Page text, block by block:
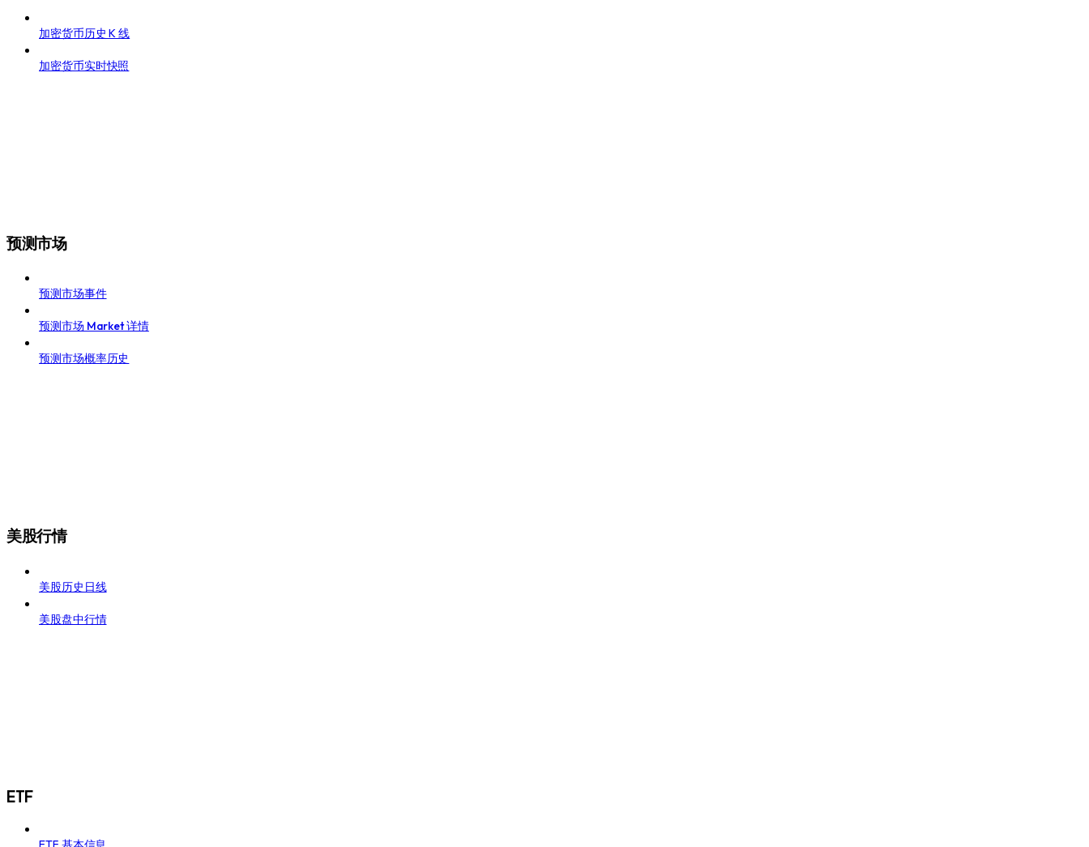
加密货币历史 K 线
加密货币实时快照
预测市场
预测市场事件
预测市场 Market 详情
预测市场概率历史
美股行情
美股历史日线
美股盘中行情
ETF